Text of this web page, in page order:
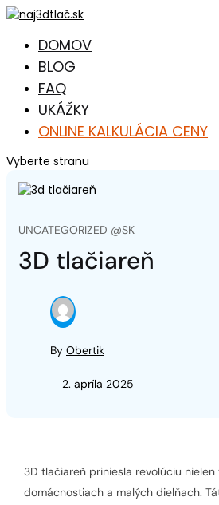
DOMOV
BLOG
FAQ
UKÁŽKY
ONLINE KALKULÁCIA CENY
Vyberte stranu
UNCATEGORIZED @SK
3D tlačiareň
By Obertik
2. apríla 2025
3D tlačiareň priniesla revolúciu nielen
domácnostiach a malých dielňach.